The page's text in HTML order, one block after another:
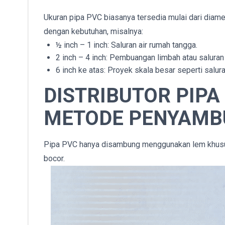
Ukuran pipa PVC biasanya tersedia mulai dari
dengan kebutuhan, misalnya:
½ inch – 1 inch: Saluran air rumah tangga.
2 inch – 4 inch: Pembuangan limbah atau
6 inch ke atas: Proyek skala besar seperti
DISTRIBUTOR
METODE
Pipa PVC hanya disambung menggunakan lem
bocor.